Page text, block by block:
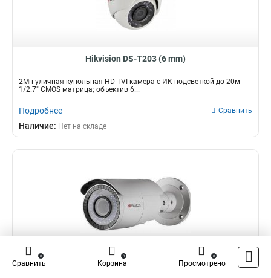
Hikvision DS-T203 (6 mm)
2Мп уличная купольная HD-TVI камера с ИК-подсветкой до 20м
1/2.7" CMOS матрица; объектив 6...
Подробнее Сравнить
Наличие: Нет на складе
Hikvision DS-T206 (2.8-12 mm)
Сравнить
0
Корзина
0
Просмотрено
0